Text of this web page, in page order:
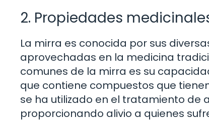
2. Propiedades
La mirra es conocida por sus
aprovechadas en la medicina
comunes de la mirra es su
que contiene compuestos que
se ha utilizado en el tratamiento de
proporcionando alivio a quienes